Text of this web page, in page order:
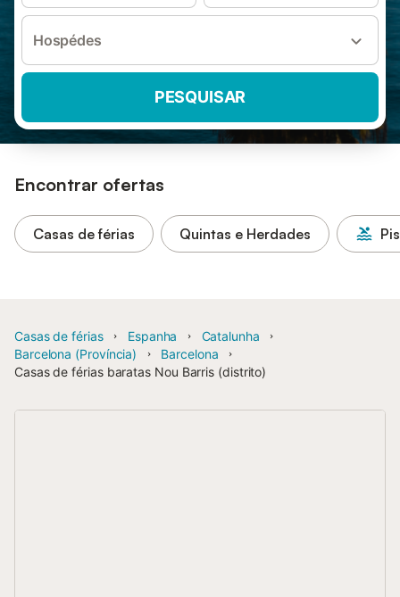
Hospédes
PESQUISAR
Encontrar ofertas
Casas de férias Quintas e Herdades
Casas de férias Espanha
Catalunha
Barcelona (Província)
Barcelona
Casas de férias baratas Nou Barris (distrito)